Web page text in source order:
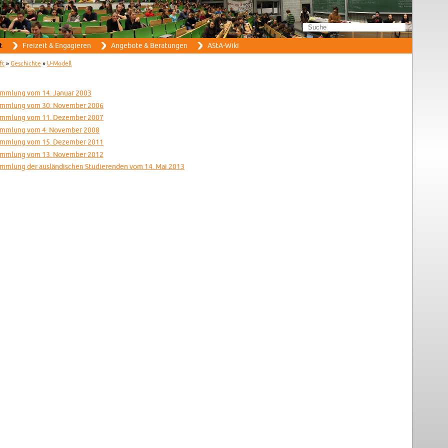
Direkt zum Inhalt
Frei­zeit & En­ga­gie­ren An­ge­bo­te & Be­ra­tun­gen AStA-Wi­ki
» Ge­schich­te » U-Mo­dell
vom 14. Ja­nu­ar 2003
vom 30. No­vem­ber 2006
vom 11. De­zem­ber 2007
vom 4. No­vem­ber 2008
vom 15. De­zem­ber 2011
vom 13. No­vem­ber 2012
der aus­län­di­schen Stu­die­ren­den vom 14. Mai 2013